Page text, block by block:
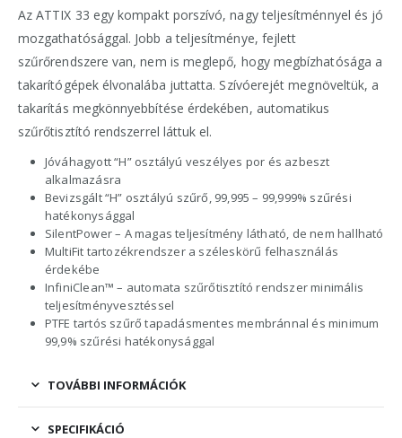
Az ATTIX 33 egy kompakt porszívó, nagy teljesítménnyel és jó
mozgathatósággal. Jobb a teljesítménye, fejlett
szűrőrendszere van, nem is meglepő, hogy megbízhatósága a
takarítógépek élvonalába juttatta. Szívóerejét megnöveltük, a
takarítás megkönnyebbítése érdekében, automatikus
szűrőtisztító rendszerrel láttuk el.
Jóváhagyott “H” osztályú veszélyes por és azbeszt
alkalmazásra
Bevizsgált “H” osztályú szűrő, 99,995 – 99,999% szűrési
hatékonysággal
SilentPower – A magas teljesítmény látható, de nem hallható
MultiFit tartozékrendszer a széleskörű felhasználás
érdekébe
InfiniClean™ – automata szűrőtisztító rendszer minimális
teljesítményvesztéssel
PTFE tartós szűrő tapadásmentes membránnal és minimum
99,9% szűrési hatékonysággal
TOVÁBBI INFORMÁCIÓK
SPECIFIKÁCIÓ